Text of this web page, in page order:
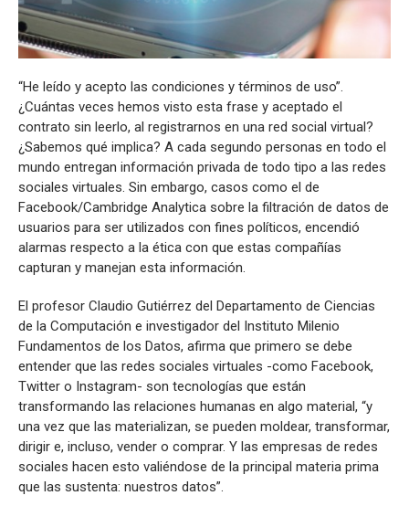
“He leído y acepto las condiciones y términos de uso”.
¿Cuántas veces hemos visto esta frase y aceptado el
contrato sin leerlo, al registrarnos en una red social virtual?
¿Sabemos qué implica? A cada segundo personas en todo el
mundo entregan información privada de todo tipo a las redes
sociales virtuales. Sin embargo, casos como el de
Facebook/Cambridge Analytica sobre la filtración de datos de
usuarios para ser utilizados con fines políticos, encendió
alarmas respecto a la ética con que estas compañías
capturan y manejan esta información.
El profesor Claudio Gutiérrez del Departamento de Ciencias
de la Computación e investigador del Instituto Milenio
Fundamentos de los Datos, afirma que primero se debe
entender que las redes sociales virtuales -como Facebook,
Twitter o Instagram- son tecnologías que están
transformando las relaciones humanas en algo material, “y
una vez que las materializan, se pueden moldear, transformar,
dirigir e, incluso, vender o comprar. Y las empresas de redes
sociales hacen esto valiéndose de la principal materia prima
que las sustenta: nuestros datos”.